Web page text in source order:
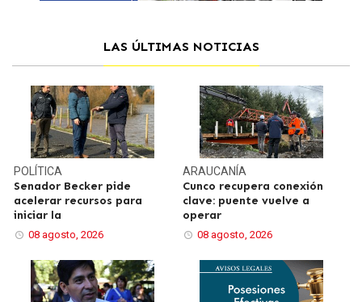
LAS ÚLTIMAS NOTICIAS
POLÍTICA
Senador Becker pide
acelerar recursos para
iniciar la
08 agosto, 2026
ARAUCANÍA
Cunco recupera conexión
clave: puente vuelve a
operar
08 agosto, 2026